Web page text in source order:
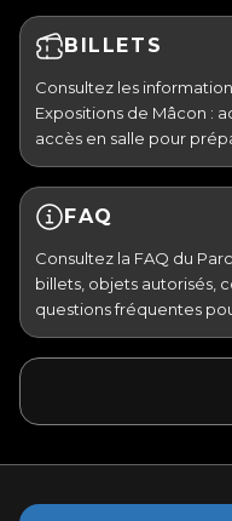
BILLETS
Consultez les
Expositions de Mâcon :
accès en salle pour
FAQ
Consultez la FAQ du
billets, objets autorisés,
questions fréquentes